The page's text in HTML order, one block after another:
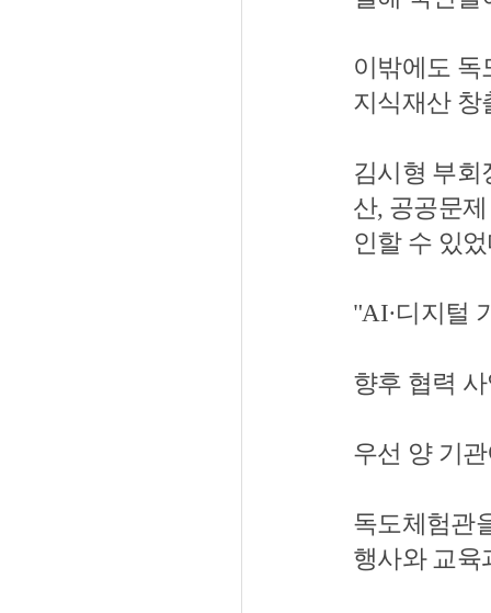
이밖에도 독
지식재산 창
김시형 부회
산, 공공문
인할 수 있
"AI·디지털
향후 협력
우선 양 기
독도체험관
행사와 교육